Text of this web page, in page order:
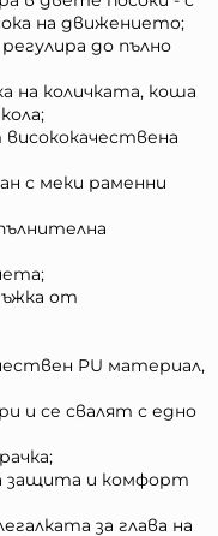
на движението;
до пълно
на количката, кошa
с меки раменни
от
PU материал,
и се свалят с едно
защита и комфорт
за глава на